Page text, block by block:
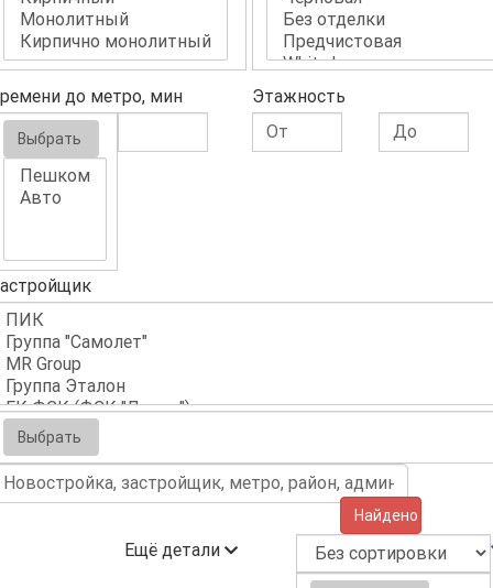
до метро, мин
Выбрать
Этажность
Выбрать
Найдено (5)
Ещё детали